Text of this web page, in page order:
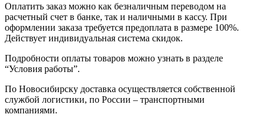
Оплатить заказ можно как безналичным переводом на
расчетный счет в банке, так и наличными в кассу. При
оформлении заказа требуется предоплата в размере 100%.
Действует индивидуальная система скидок.
Подробности оплаты товаров можно узнать в разделе
“Условия работы”.
По Новосибирску доставка осуществляется собственной
службой логистики, по России – транспортными
компаниями.